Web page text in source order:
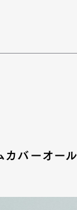
カバーオール